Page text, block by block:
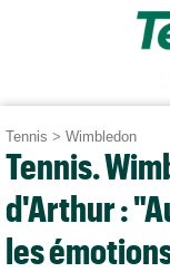
Tennis > Wimbledon
Tennis.
d'Arthur :
les